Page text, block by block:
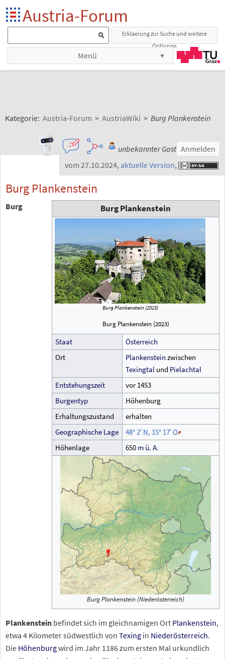
Austria-Forum
Erklaerung zur Suche und weitere
Optionen
Menü
Kategorie: Austria-Forum > AustriaWiki > Burg Plankenstein
unbekannter Gast Anmelden
vom 27.10.2024, aktuelle Version,
Burg Plankenstein
Burg Plankenstein
Burg Plankenstein (2023)
Burg Plankenstein (2023)
Staat
Österreich
Ort
Plankenstein zwischen
Texingtal und Pielachtal
Entstehungszeit
vor 1453
Burgentyp
Höhenburg
Erhaltungszustand
erhalten
Geographische Lage 48°2′ N, 15° 17′O
Höhenlage
650 m ü. A.
Burg Plankenstein (Niederösterreich)
Burg
Plankenstein befindet sich im gleichnamigen Ort Plankenstein,
etwa 4 Kilometer südwestlich von Texing in Niederösterreich.
Die Höhenburgwird im Jahr 1186 zum ersten Mal urkundlich